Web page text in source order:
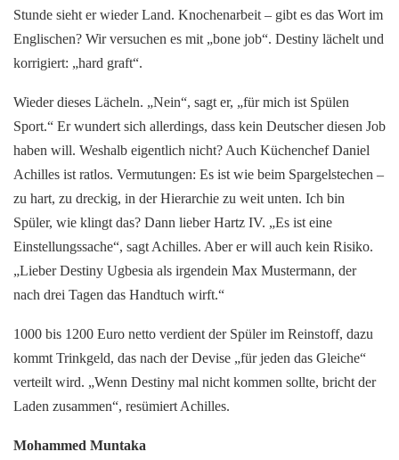
Stunde sieht er wieder Land. Knochenarbeit – gibt es das Wort im
Englischen? Wir versuchen es mit „bone job“. Destiny lächelt und
korrigiert: „hard graft“.
Wieder dieses Lächeln. „Nein“, sagt er, „für mich ist Spülen
Sport.“ Er wundert sich allerdings, dass kein Deutscher diesen Job
haben will. Weshalb eigentlich nicht? Auch Küchenchef Daniel
Achilles ist ratlos. Vermutungen: Es ist wie beim Spargelstechen –
zu hart, zu dreckig, in der Hierarchie zu weit unten. Ich bin
Spüler, wie klingt das? Dann lieber Hartz IV. „Es ist eine
Einstellungssache“, sagt Achilles. Aber er will auch kein Risiko.
„Lieber Destiny Ugbesia als irgendein Max Mustermann, der
nach drei Tagen das Handtuch wirft.“
1000 bis 1200 Euro netto verdient der Spüler im Reinstoff, dazu
kommt Trinkgeld, das nach der Devise „für jeden das Gleiche“
verteilt wird. „Wenn Destiny mal nicht kommen sollte, bricht der
Laden zusammen“, resümiert Achilles.
Mohammed Muntaka